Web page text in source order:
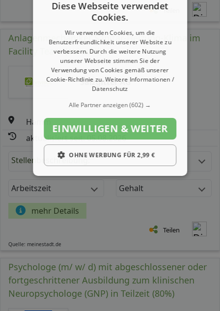
Teilen
Anlagenmechaniker Sanitär-Heizung-Klima im
Facility Team (m/ w/ d)
Salzgitter AG
Hamm
aktualisiert seit: 05.08.2026
Stellenbeschreibung:
Arbeitszeit Gehalt
mehr Details
Teilen
Quelle: meinestadt.de
Psychologe (m/ w/ d) mit abgeschlossener oder
fortgeschrittener Ausbildung zum klinischen
Neuropsychologe (GNP) in Teilzeit (80%)
Diese Webseite verwendet
Cookies.
Wir verwenden Cookies, um die
Benutzerfreundlichkeit unserer Website zu
verbessern. Durch die weitere Nutzung
unserer Webseite stimmen Sie der
Verwendung von Cookies gemäß unserer
Cookie-Richtlinie zu.Weitere Informationen /
Datenschutz
Alle Partner anzeigen(602) →
EINWILLIGEN & WEITER
OHNE WERBUNG FÜR 2,99 €